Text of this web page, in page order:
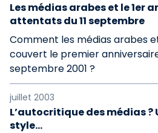
Les médias arabes et le 1er
attentats du 11 septembre
Comment les médias arabes
couvert le premier
septembre 2001 ?
juillet 2003
L’autocritique des médias ?
style...